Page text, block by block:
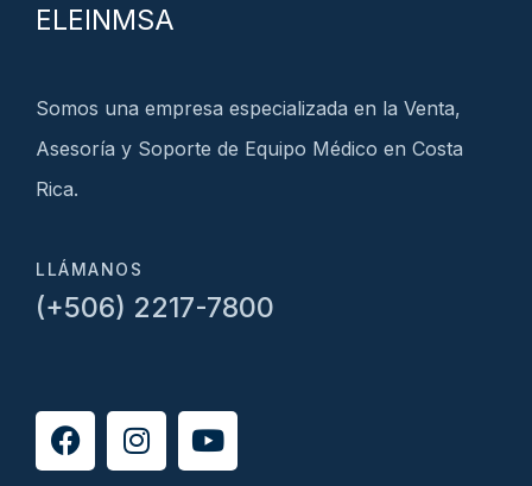
ELEINMSA
Somos una empresa especializada en la Venta,
Asesoría y Soporte de Equipo Médico en Costa
Rica.
LLÁMANOS
(+506) 2217-7800